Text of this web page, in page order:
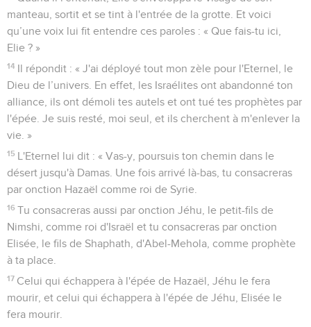
manteau, sortit et se tint à l'entrée de la grotte. Et voici
qu’une voix lui fit entendre ces paroles : « Que fais-tu ici,
Elie ? »
14 Il répondit : « J'ai déployé tout mon zèle pour l'Eternel, le
Dieu de l’univers. En effet, les Israélites ont abandonné ton
alliance, ils ont démoli tes autels et ont tué tes prophètes par
l'épée. Je suis resté, moi seul, et ils cherchent à m'enlever la
vie. »
15 L'Eternel lui dit : « Vas-y, poursuis ton chemin dans le
désert jusqu'à Damas. Une fois arrivé là-bas, tu consacreras
par onction Hazaël comme roi de Syrie.
16 Tu consacreras aussi par onction Jéhu, le petit-fils de
Nimshi, comme roi d'Israël et tu consacreras par onction
Elisée, le fils de Shaphath, d'Abel-Mehola, comme prophète
à ta place.
17 Celui qui échappera à l'épée de Hazaël, Jéhu le fera
mourir, et celui qui échappera à l'épée de Jéhu, Elisée le
fera mourir.